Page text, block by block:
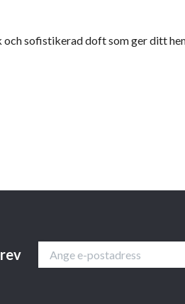
och sofistikerad doft som ger ditt